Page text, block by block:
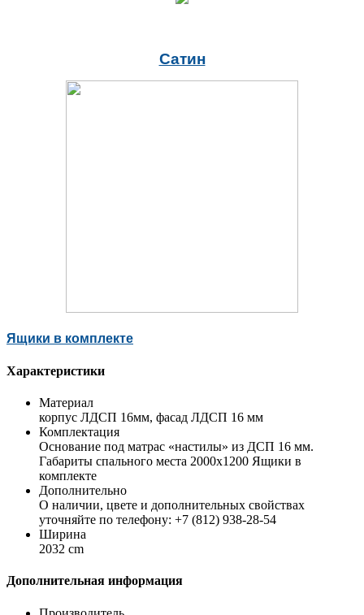
Сатин
Ящики в комплекте
Характеристики
Материал
корпус ЛДСП 16мм, фасад ЛДСП 16 мм
Комплектация
Основание под матрас «настилы» из ДСП 16 мм.
Габариты спального места 2000х1200 Ящики в
комплекте
Дополнительно
О наличии, цвете и дополнительных свойствах
уточняйте по телефону: +7 (812) 938-28-54
Ширина
2032 cm
Дополнительная информация